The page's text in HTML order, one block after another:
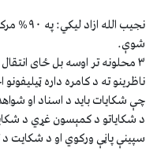
نجيب
شوې.
۳ محلونه تر اوسه بل ځای انتقال شوي او هیڅوک معلومات نه ورکوي.
ناظرینو ته د کامره داره
چې شکایات باید د اسناد او
د شکایاتو د کمېسون غړي د
سپینې پاڼې ورکوي او د شکایت